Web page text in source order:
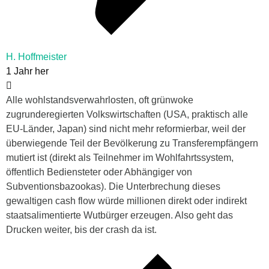
H. Hoffmeister
1 Jahr her
Alle wohlstandsverwahrlosten, oft grünwoke
zugrunderegierten Volkswirtschaften (USA, praktisch alle
EU-Länder, Japan) sind nicht mehr reformierbar, weil der
überwiegende Teil der Bevölkerung zu Transferempfängern
mutiert ist (direkt als Teilnehmer im Wohlfahrtssystem,
öffentlich Bediensteter oder Abhängiger von
Subventionsbazookas). Die Unterbrechung dieses
gewaltigen cash flow würde millionen direkt oder indirekt
staatsalimentierte Wutbürger erzeugen. Also geht das
Drucken weiter, bis der crash da ist.